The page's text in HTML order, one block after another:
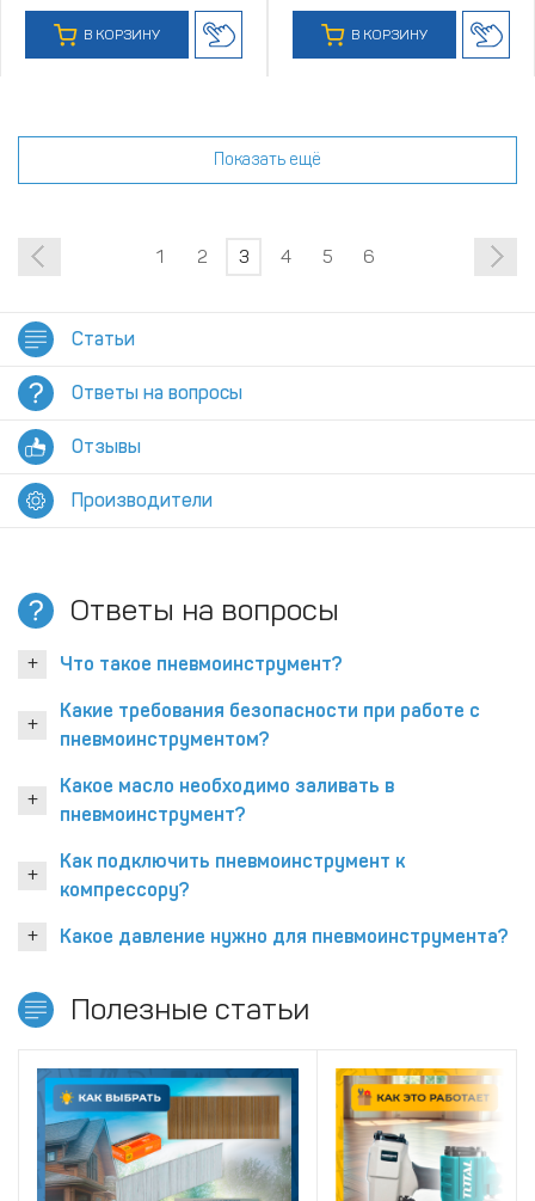
В КОРЗИНУ В КОРЗИНУ
Показать ещё
1 2 3 4 5 6
Статьи
Ответы на вопросы
Отзывы
Производители
Ответы на вопросы
Что такое пневмоинструмент?
Какие требования безопасности при работе с
пневмоинструментом?
Какое масло необходимо заливать в
пневмоинструмент?
Как подключить пневмоинструмент к
компрессору?
Какое давление нужно для пневмоинструмента?
Полезные статьи